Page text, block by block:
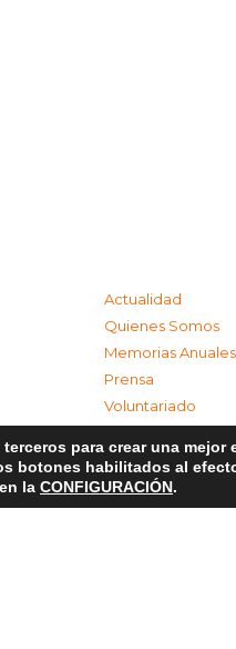
Actualidad
Quienes Somos
Memorias Anuales
Prensa
Voluntariado
Contacta
Aviso Legal
Política de
para crear una
botones habilitados al
la CONFIGURACIÓN.